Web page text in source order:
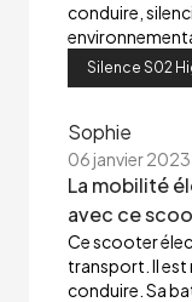
conduire,
Silence S02
Sophie
06 janvier 2023
La mobilité
avec ce
Ce scooter
transport. Il est
conduire. Sa